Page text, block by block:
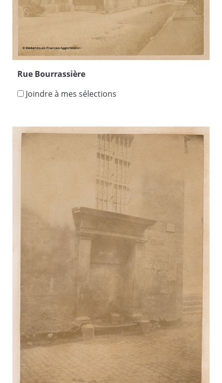
Rue Bourrassière
Joindre à mes sélections